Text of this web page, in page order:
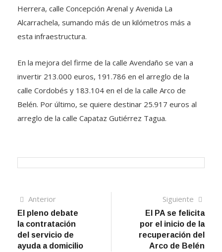
Herrera, calle Concepción Arenal y Avenida La
Alcarrachela, sumando más de un kilómetros más a
esta infraestructura.
En la mejora del firme de la calle Avendaño se van a
invertir 213.000 euros, 191.786 en el arreglo de la
calle Cordobés y 183.104 en el de la calle Arco de
Belén. Por último, se quiere destinar 25.917 euros al
arreglo de la calle Capataz Gutiérrez Tagua.
Navegación
de
entradas
AnteriorArtículo
anterior
El pleno debate
la contratación
del servicio de
ayuda a domicilio
Siguiente
El PA se felicita
por el inicio de la
recuperación del
Arco de Belén